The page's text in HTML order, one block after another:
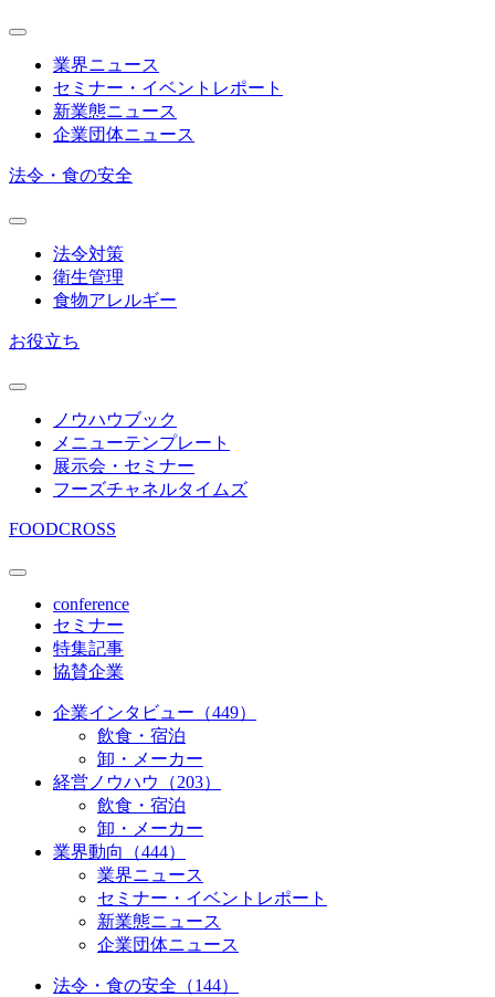
業界ニュース
セミナー・イベントレポート
新業態ニュース
企業団体ニュース
法令・食の安全
法令対策
衛生管理
食物アレルギー
お役立ち
ノウハウブック
メニューテンプレート
展示会・セミナー
フーズチャネルタイムズ
FOODCROSS
conference
セミナー
特集記事
協賛企業
企業インタビュー（449）
飲食・宿泊
卸・メーカー
経営ノウハウ（203）
飲食・宿泊
卸・メーカー
業界動向（444）
業界ニュース
セミナー・イベントレポート
新業態ニュース
企業団体ニュース
法令・食の安全（144）